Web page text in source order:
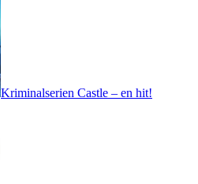
Kriminalserien Castle – en hit!